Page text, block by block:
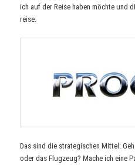
ich auf der Reise haben möchte und
reise.
Das sind die strategischen Mittel:
oder das Flugzeug? Mache ich eine